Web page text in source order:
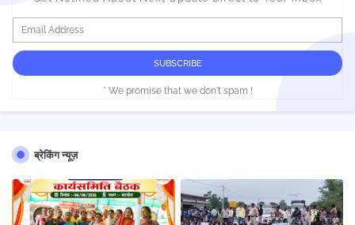
* We promise that we don't spam !
ब्रेकिंग न्यूज़